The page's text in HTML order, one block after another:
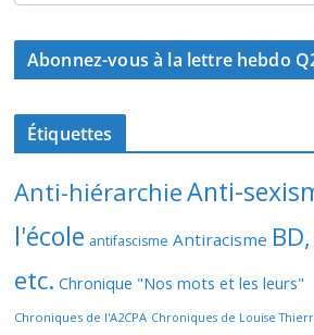
Abonnez-vous à la lettre hebdo
Étiquettes
Anti-hiérarchieAnti-
l'école antifascisme Antiracisme
etc. Chronique "Nos mots et les leurs"
Chroniques de l'A2CPA Chroniques de Louise